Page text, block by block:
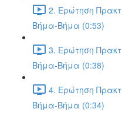
2. Ερώτηση
Βήμα-Βήμα (0:53)
3. Ερώτηση
Βήμα-Βήμα (0:38)
4. Ερώτηση
Βήμα-Βήμα (0:34)